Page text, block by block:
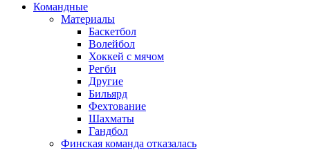
Командные
Материалы
Баскетбол
Волейбол
Хоккей с мячом
Регби
Другие
Бильярд
Фехтование
Шахматы
Гандбол
Финская команда отказалась